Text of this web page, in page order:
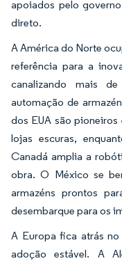
apoiados pelo
direto.
A América do Norte
referência para a
canalizando mais
automação de
dos EUA são
lojas escuras,
Canadá amplia a
obra. O México se
armazéns prontos
desembarque para os
A Europa fica atrás
adoção estável. A